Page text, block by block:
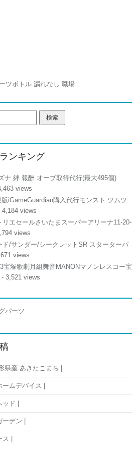
水筒 1リットル | FJbottle 1リットル 水筒 ステンレスボトル 真空断熱 保温保冷 まほうびん 直飲み スポーツボトル 漏れなし 職場 学校 部活 修学旅行
ンキング
ナ 絆 報酬 オーブ取得代行(最大495個)
views
iGameGuardian購入代行モンスト ツムツ
4,184 views
リエセールさいたまスーパーアリーナ11-20-
views
ド/サンダー/シークレットSR スターターパ
views
宝塚歌劇月組舞音MANONマノンレスコー宝
- 3,521 views
県産 あきたこまち |
ムデバイス |
ド |
デン |
|